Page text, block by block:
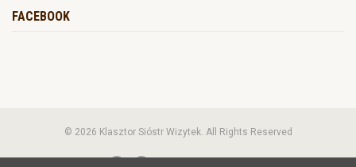
FACEBOOK
© 2026 Klasztor Sióstr Wizytek. All Rights Reserved